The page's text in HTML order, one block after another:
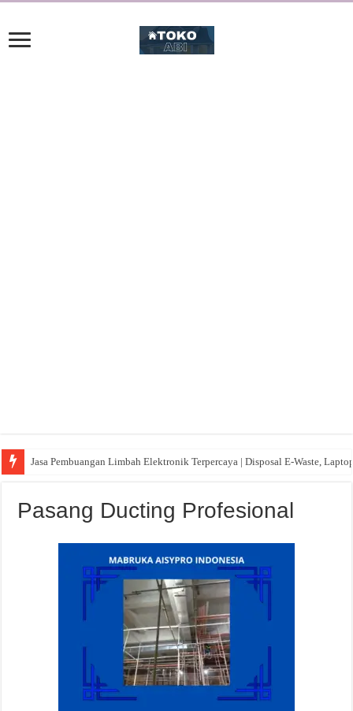
Jasa Pembuangan Limbah Elektronik Terpercaya | Disposal E-Waste,
Pasang Ducting Profesional